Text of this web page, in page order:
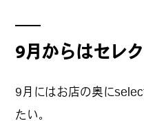
9月からはセレ
9月にはお店の奥に
たい。